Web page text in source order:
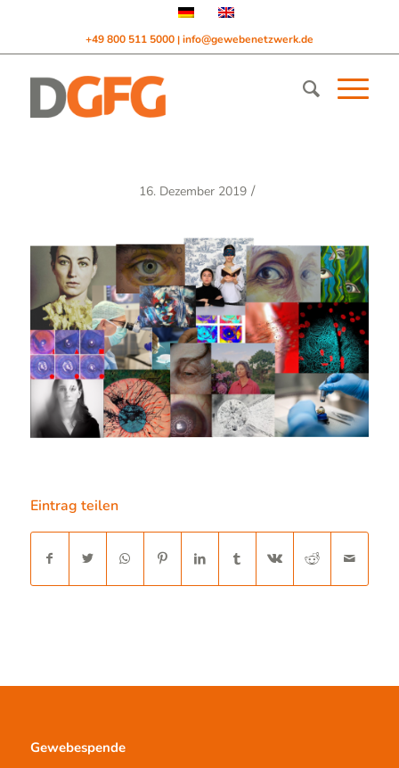
+49 800 511 5000 | info@gewebenetzwerk.de
16. Dezember 2019 /
Eintrag teilen
Gewebespende